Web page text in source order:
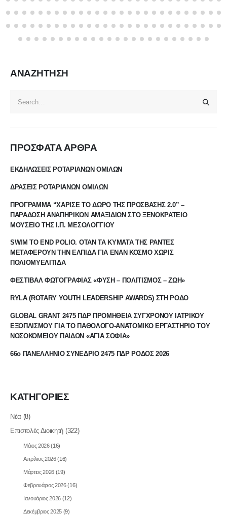
ΑΝΑΖΗΤΗΣΗ
ΠΡΟΣΦΑΤΑ ΑΡΘΡΑ
ΕΚΔΗΛΩΣΕΙΣ ΡΟΤΑΡΙΑΝΩΝ ΟΜΙΛΩΝ
ΔΡΑΣΕΙΣ ΡΟΤΑΡΙΑΝΩΝ ΟΜΙΛΩΝ
ΠΡΟΓΡΑΜΜΑ “ΧΑΡΙΣΕ ΤΟ ΔΩΡΟ ΤΗΣ ΠΡΟΣΒΑΣΗΣ 2.0” –
ΠΑΡΑΔΟΣΗ ΑΝΑΠΗΡΙΚΩΝ ΑΜΑΞΙΔΙΩΝ ΣΤΟ ΞΕΝΟΚΡΑΤΕΙΟ
ΜΟΥΣΕΙΟ ΤΗΣ Ι.Π. ΜΕΣΟΛΟΓΓΙΟΥ
SWIM TO END POLIO. ΟΤΑΝ ΤΑ ΚΥΜΑΤΑ ΤΗΣ ΡΑΝΤΕΣ
ΜΕΤΑΦΕΡΟΥΝ ΤΗΝ ΕΛΠΙΔΑ ΓΙΑ ΕΝΑΝ ΚΟΣΜΟ ΧΩΡΙΣ
ΠΟΛΙΟΜΥΕΛΙΤΙΔΑ
ΦΕΣΤΙΒΑΛ ΦΩΤΟΓΡΑΦΙΑΣ «ΦΥΣΗ – ΠΟΛΙΤΙΣΜΟΣ – ΖΩΗ»
RYLA (ROTARY YOUTH LEADERSHIP AWARDS) ΣΤΗ ΡΟΔΟ
GLOBAL GRANT 2475 ΠΔΡ ΠΡΟΜΗΘΕΙΑ ΣΥΓΧΡΟΝΟΥ ΙΑΤΡΙΚΟΥ
ΕΞΟΠΛΙΣΜΟΥ ΓΙΑ ΤΟ ΠΑΘΟΛΟΓΟ-ΑΝΑΤΟΜΙΚΟ ΕΡΓΑΣΤΗΡΙΟ ΤΟΥ
ΝΟΣΟΚΟΜΕΙΟΥ ΠΑΙΔΩΝ «ΑΓΙΑ ΣΟΦΙΑ»
66ο ΠΑΝΕΛΛΗΝΙΟ ΣΥΝΕΔΡΙΟ 2475 ΠΔΡ ΡΟΔΟΣ 2026
ΚΑΤΗΓΟΡΙΕΣ
Νέα (8)
Επιστολές Διοικητή (322)
Μάιος 2026(16)
Απρίλιος 2026(16)
Μάρτιος 2026 (19)
Φεβρουάριος 2026(16)
Ιανουάριος 2026 (12)
Δεκέμβριος 2025 (9)